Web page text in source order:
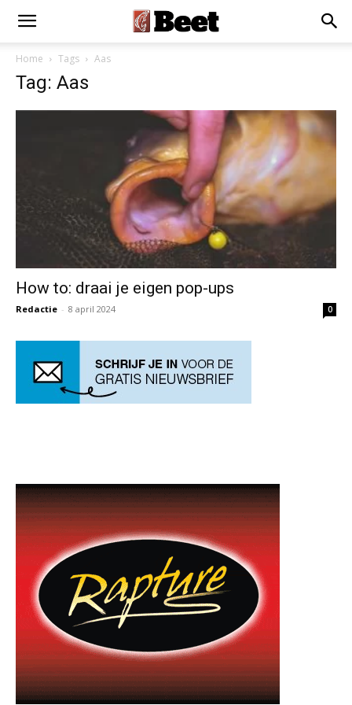
Home Tags Aas
Tag: Aas
How to: draai je eigen pop-ups
Redactie - 8 april 2024 0